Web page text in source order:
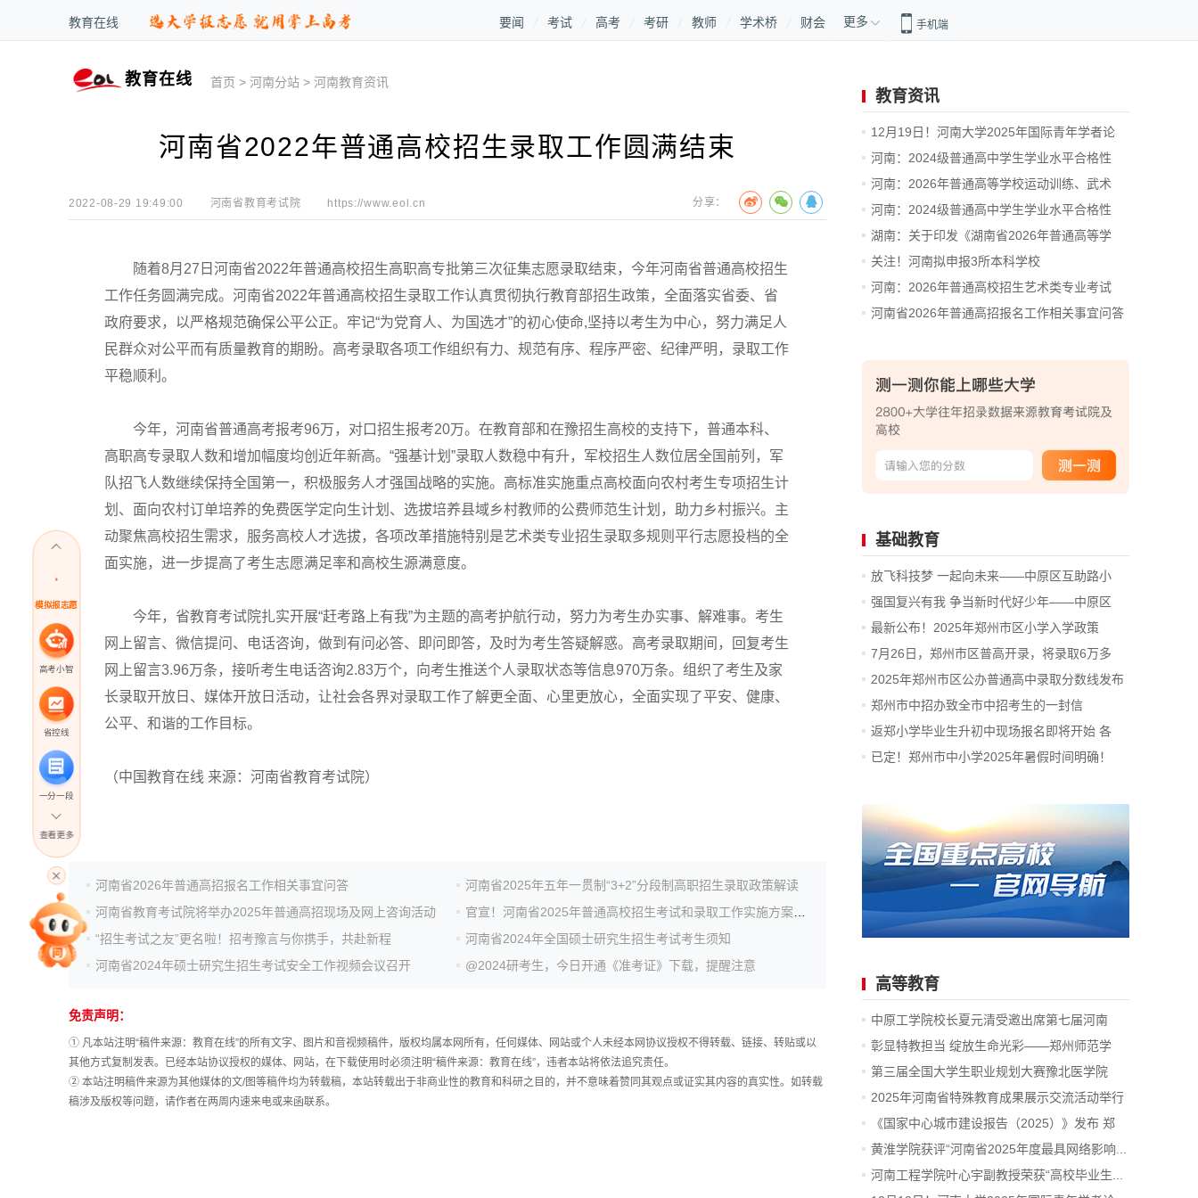
教育在线 要闻 考试 高考 考研 教师 学术桥 财会 更多 手机端
教育在线 首页 > 河南分站 > 河南教育资讯
河南省2022年普通高校招生录取工作圆满结束
2022-08-29 19:49:00 河南省教育考试院 https://www.eol.cn 分享：
随着8月27日河南省2022年普通高校招生高职高专批第三次征集志愿录取结束，今年河南省普通高校招生
工作任务圆满完成。河南省2022年普通高校招生录取工作认真贯彻执行教育部招生政策，全面落实省委、省
政府要求，以严格规范确保公平公正。牢记“为党育人、为国选才”的初心使命,坚持以考生为中心，努力满足人
民群众对公平而有质量教育的期盼。高考录取各项工作组织有力、规范有序、程序严密、纪律严明，录取工作
平稳顺利。
今年，河南省普通高考报考96万，对口招生报考20万。在教育部和在豫招生高校的支持下，普通本科、
高职高专录取人数和增加幅度均创近年新高。“强基计划”录取人数稳中有升，军校招生人数位居全国前列，军
队招飞人数继续保持全国第一，积极服务人才强国战略的实施。高标准实施重点高校面向农村考生专项招生计
划、面向农村订单培养的免费医学定向生计划、选拔培养县域乡村教师的公费师范生计划，助力乡村振兴。主
动聚焦高校招生需求，服务高校人才选拔，各项改革措施特别是艺术类专业招生录取多规则平行志愿投档的全
面实施，进一步提高了考生志愿满足率和高校生源满意度。
今年，省教育考试院扎实开展“赶考路上有我”为主题的高考护航行动，努力为考生办实事、解难事。考生
网上留言、微信提问、电话咨询，做到有问必答、即问即答，及时为考生答疑解惑。高考录取期间，回复考生
网上留言3.96万条，接听考生电话咨询2.83万个，向考生推送个人录取状态等信息970万条。组织了考生及家
长录取开放日、媒体开放日活动，让社会各界对录取工作了解更全面、心里更放心，全面实现了平安、健康、
公平、和谐的工作目标。
（中国教育在线 来源：河南省教育考试院）
河南省2026年普通高招报名工作相关事宜问答
河南省2025年五年一贯制“3+2”分段制高职招生录取政策解读
河南省教育考试院将举办2025年普通高招现场及网上咨询活动
“招生考试之友”更名啦！招考豫言与你携手，共赴新程
河南省2024年全国硕士研究生招生考试考生须知
河南省2024年硕士研究生招生考试安全工作视频会议召开
@2024研考生，今日开通《准考证》下载，提醒注意
免责声明：
① 凡本站注明“稿件来源：教育在线”的所有文字、图片和音视频稿件，版权均属本网所有，任何媒体、网站或个人未经本网协议授权不得转载、链接、转贴或以
其他方式复制发表。已经本站协议授权的媒体、网站，在下载使用时必须注明“稿件来源：教育在线”，违者本站将依法追究责任。
② 本站注明稿件来源为其他媒体的文/图等稿件均为转载稿，本站转载出于非商业性的教育和科研之目的，并不意味着赞同其观点或证实其内容的真实性。如转载
稿涉及版权等问题，请作者在两周内速来电或来函联系。
教育资讯
12月19日！河南大学2025年国际青年学者论
坛...
河南：2024级普通高中学生学业水平合格性
考...
河南：2026年普通高等学校运动训练、武术
与...
河南：2024级普通高中学生学业水平合格性
考...
湖南：关于印发《湖南省2026年普通高等学
校...
关注！河南拟申报3所本科学校
河南：2026年普通高校招生艺术类专业考试
有...
河南省2026年普通高招报名工作相关事宜问答
模拟报志愿
高考小智
省控线
一分一段
高考直播
专家指导课
高考作文
查看更多
基础教育
放飞科技梦 一起向未来——中原区互助路小
学...
强国复兴有我 争当新时代好少年——中原区
互...
最新公布！2025年郑州市区小学入学政策
7月26日，郑州市区普高开录，将录取6万多
人！
2025年郑州市区公办普通高中录取分数线发布
郑州市中招办致全市中招考生的一封信
返郑小学毕业生升初中现场报名即将开始 各
区...
已定！郑州市中小学2025年暑假时间明确！
高等教育
中原工学院校长夏元清受邀出席第七届河南
创...
彰显特教担当 绽放生命光彩——郑州师范学
院...
第三届全国大学生职业规划大赛豫北医学院
校...
2025年河南省特殊教育成果展示交流活动举行
《国家中心城市建设报告（2025）》发布 郑
州...
黄淮学院获评“河南省2025年度最具网络影响...
河南工程学院叶心宇副教授荣获“高校毕业生...